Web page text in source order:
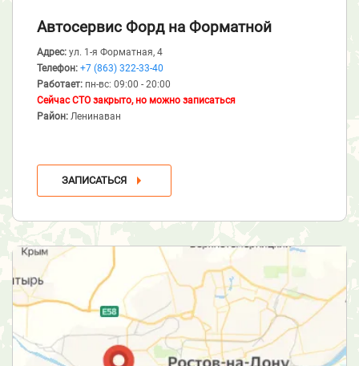
Автосервис Форд на Форматной
Адрес: ул. 1-я Форматная, 4
Телефон: +7 (863) 322-33-40
Работает: пн-вс: 09:00 - 20:00
Сейчас СТО закрыто, но можно записаться
Район: Ленинаван
ЗАПИСАТЬСЯ